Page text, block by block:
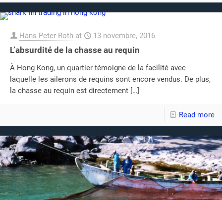
Hans Peter Roth at 13 novembre, 2016
L’absurdité de la chasse au requin
À Hong Kong, un quartier témoigne de la facilité avec
laquelle les ailerons de requins sont encore vendus. De plus,
la chasse au requin est directement […]
Read more